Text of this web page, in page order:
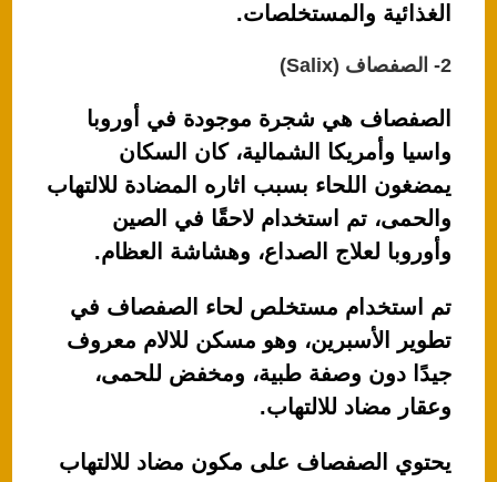
الغذائية والمستخلصات.
2- الصفصاف (Salix)
الصفصاف هي شجرة موجودة في أوروبا
واسيا وأمريكا الشمالية، كان السكان
يمضغون اللحاء بسبب اثاره المضادة للالتهاب
والحمى، تم استخدام لاحقًا في الصين
وأوروبا لعلاج الصداع، وهشاشة العظام.
تم استخدام مستخلص لحاء الصفصاف في
تطوير الأسبرين، وهو مسكن للالام معروف
جيدًا دون وصفة طبية، ومخفض للحمى،
وعقار مضاد للالتهاب.
يحتوي الصفصاف على مكون مضاد للالتهاب